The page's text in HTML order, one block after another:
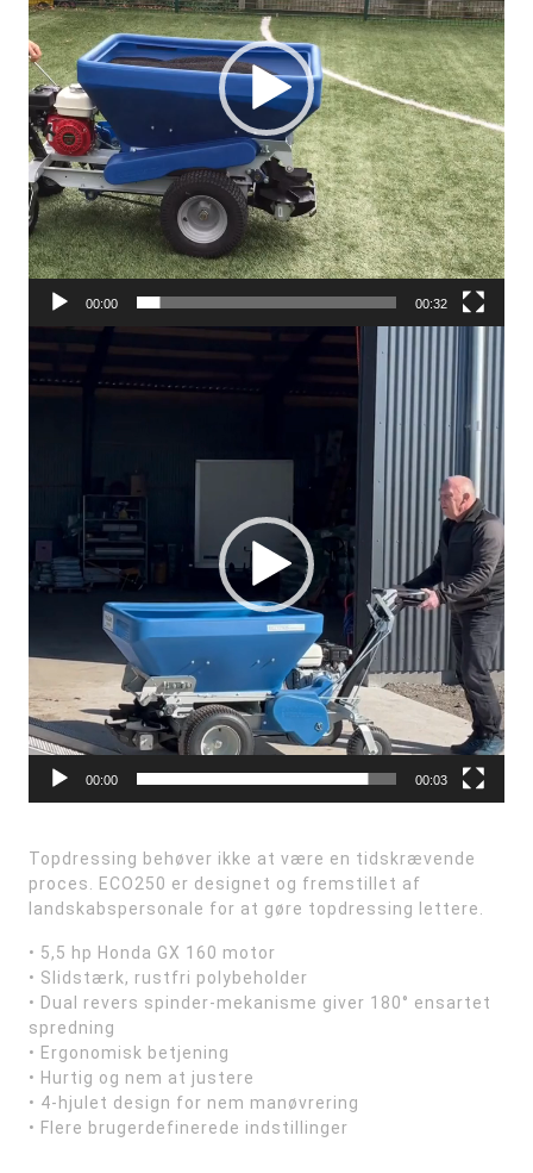
00:00 00:32
Videoafspiller
00:00 00:03
Topdressing behøver ikke at være en tidskrævende
proces. ECO250 er designet og fremstillet af
landskabspersonale for at gøre topdressing lettere.
• 5,5 hp Honda GX 160 motor
• Slidstærk, rustfri polybeholder
• Dual revers spinder-mekanisme giver 180° ensartet
spredning
• Ergonomisk betjening
• Hurtig og nem at justere
• 4-hjulet design for nem manøvrering
• Flere brugerdefinerede indstillinger